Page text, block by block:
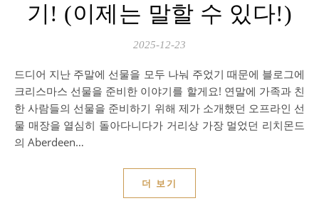
기! (이제는 말할 수 있다!)
2025-12-23
드디어 지난 주말에 선물을 모두 나눠 주었기 때문에 블로그에
크리스마스 선물을 준비한 이야기를 할게요! 연말에 가족과 친
한 사람들의 선물을 준비하기 위해 제가 소개했던 오프라인 선
물 매장을 열심히 돌아다니다가 거리상 가장 멀었던 리치몬드
의 Aberdeen…
더 보기